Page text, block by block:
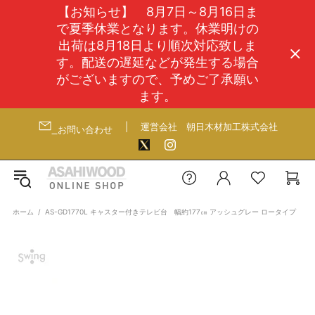
【お知らせ】 8月7日～8月16日ま
で夏季休業となります。休業明けの
出荷は8月18日より順次対応致しま
す。配送の遅延などが発生する場合
がございますので、予めご了承願い
ます。
お問い合わせ 運営会社 朝日木材加工株式会社
ホーム AS-GD1770L キャスター付きテレビ台 幅約177㎝ アッシュグレー ロータイプ